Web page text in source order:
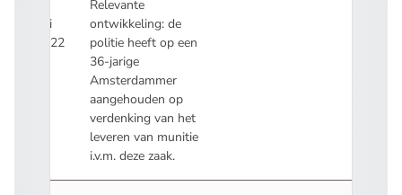
juli
2022
Relevante
ontwikkeling: de
politie heeft op een
36-jarige
Amsterdammer
aangehouden op
verdenking van het
leveren van munitie
i.v.m. deze zaak.